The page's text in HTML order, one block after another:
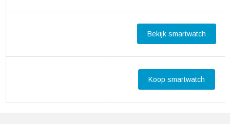
Bekijk smartwatch
Koop smartwatch